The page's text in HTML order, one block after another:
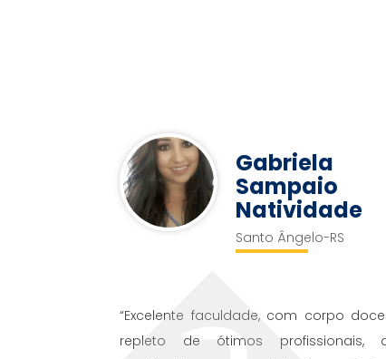
Gabriela
Sampaio
Natividade
Santo Ângelo-RS
“Excelente faculdade, com corpo
repleto de ótimos profissionais,